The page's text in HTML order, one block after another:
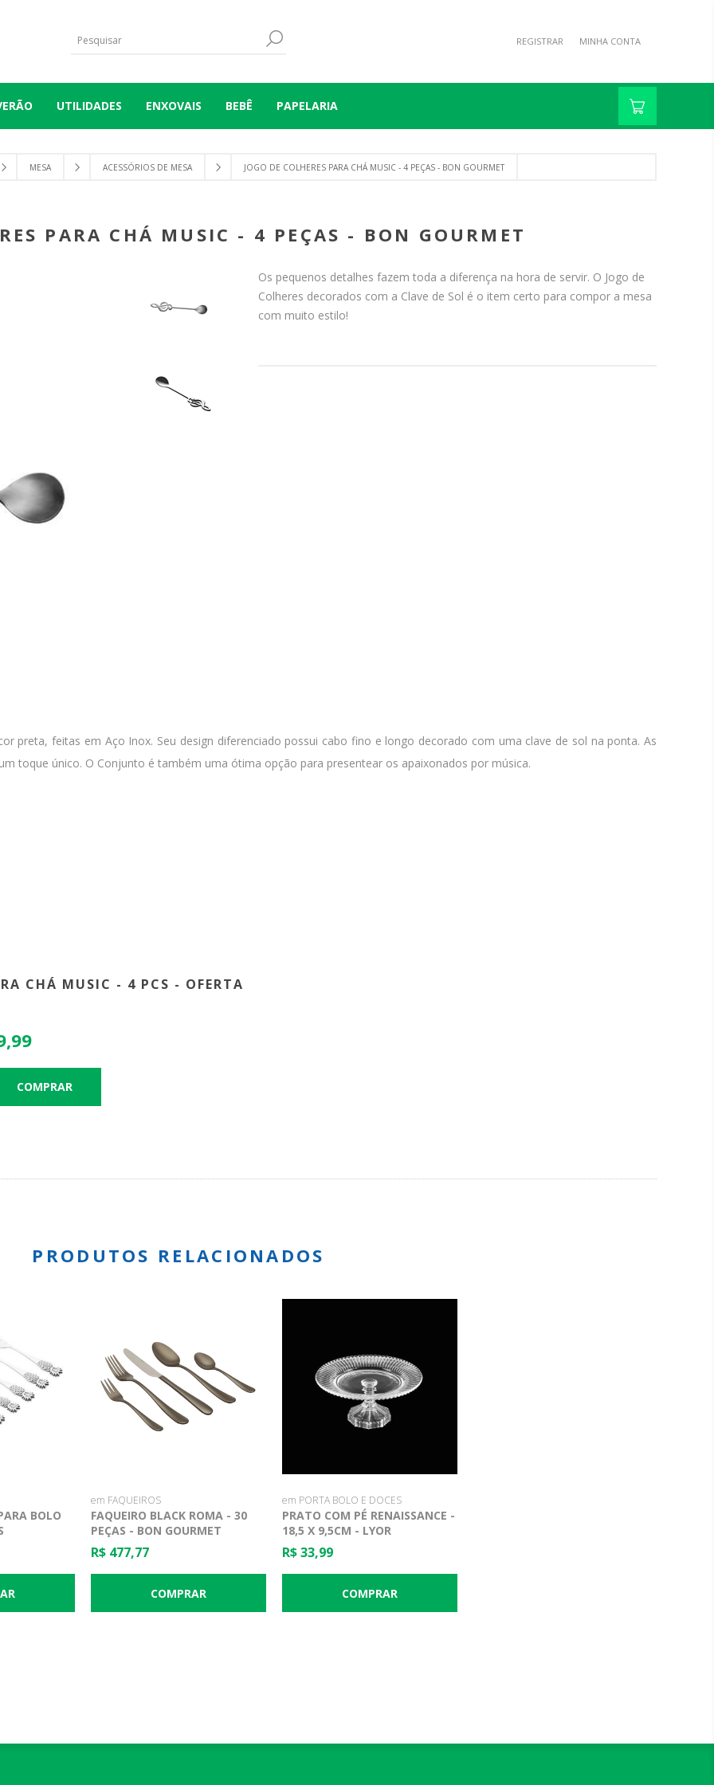
REGISTRAR MINHA CONTA
UTILIDADES ENXOVAIS BEBÊ PAPELARIA
MESA ACESSÓRIOS DE MESA JOGO DE COLHERES PARA CHÁ MUSIC - 4 PEÇAS - BON GOURMET
PARA CHÁ MUSIC - 4 PEÇAS - BON GOURMET
Os pequenos detalhes fazem toda a diferença na hora de servir. O Jogo de
Colheres decorados com a Clave de Sol é o item certo para compor a mesa
com muito estilo!
preta, feitas em Aço Inox. Seu design diferenciado possui cabo fino e longo decorado com uma clave de sol na ponta. As
toque único. O Conjunto é também uma ótima opção para presentear os apaixonados por música.
CHÁ MUSIC - 4 PCS - OFERTA
PRODUTOS RELACIONADOS
BOLO
em FAQUEIROS
FAQUEIRO BLACK ROMA - 30
PEÇAS - BON GOURMET
R$ 477,77
em PORTA BOLO E DOCES
PRATO COM PÉ RENAISSANCE -
18,5 X 9,5CM - LYOR
R$ 33,99